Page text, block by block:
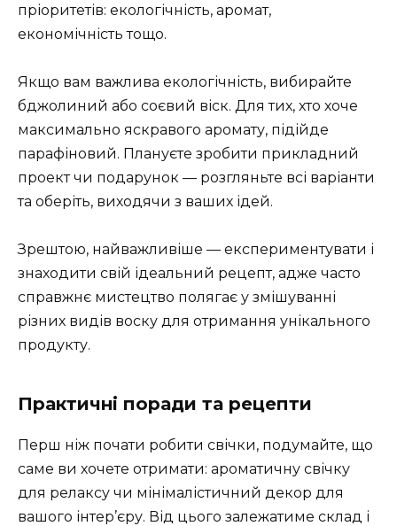
пріоритетів: екологічність, аромат,
економічність тощо.
Якщо вам важлива екологічність, вибирайте
бджолиний або соєвий віск. Для тих, хто хоче
максимально яскравого аромату, підійде
парафіновий. Плануєте зробити прикладний
проект чи подарунок — розгляньте всі варіанти
та оберіть, виходячи з ваших ідей.
Зрештою, найважливіше — експериментувати і
знаходити свій ідеальний рецепт, адже часто
справжнє мистецтво полягає у змішуванні
різних видів воску для отримання унікального
продукту.
Практичні поради та рецепти
Перш ніж почати робити свічки, подумайте, що
саме ви хочете отримати: ароматичну свічку
для релаксу чи мінімалістичний декор для
вашого інтер’єру. Від цього залежатиме склад і